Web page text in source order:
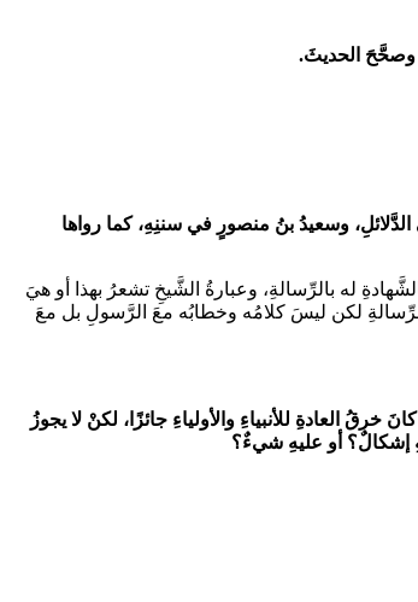
وصحَّحَ الحديثَ.
وسعيدُ بنُ منصورٍ في سننِهِ، كما رواها
له بالرِّسالةِ، وعبارةُ الشَّيخِ تشعرُ بهذا أو هيَ
لكن ليسَ كلامُه وخطابُه معَ الرَّسولِ بل معَ
العادةِ للأنبياءِ والأولياءِ جائزًا، لكنْ لا يجوزُ
إشكالٌ؟ أو عليهِ شيءٌ؟